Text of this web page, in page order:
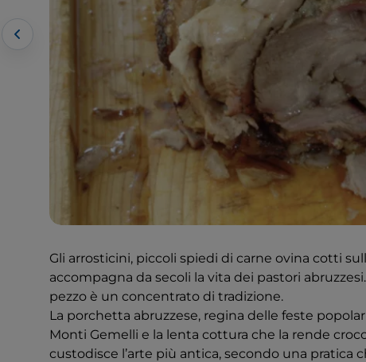
Gli arrosticini, piccoli spiedi di carne ovina cotti
accompagna da secoli la vita dei pastori
pezzo è un concentrato di tradizione.
La porchetta abruzzese, regina delle feste
Monti Gemelli e la lenta cottura che la rende
custodisce l’arte più antica, secondo una pratica